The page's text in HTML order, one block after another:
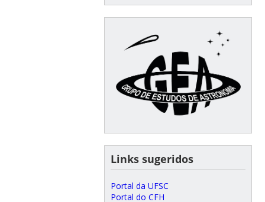
Links sugeridos
Portal da UFSC
Portal do CFH